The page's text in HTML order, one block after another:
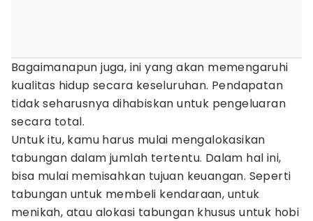
Bagaimanapun juga, ini yang akan memengaruhi
kualitas hidup secara keseluruhan. Pendapatan
tidak seharusnya dihabiskan untuk pengeluaran
secara total.
Untuk itu, kamu harus mulai mengalokasikan
tabungan dalam jumlah tertentu. Dalam hal ini,
bisa mulai memisahkan tujuan keuangan. Seperti
tabungan untuk membeli kendaraan, untuk
menikah, atau alokasi tabungan khusus untuk hobi